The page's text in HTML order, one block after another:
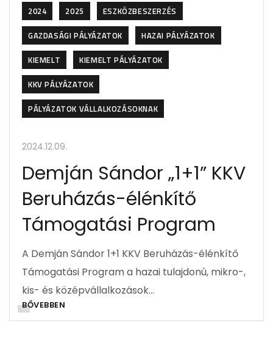
2024 2025
ESZKÖZBESZERZÉS
GAZDASÁGI PÁLYÁZATOK
HAZAI PÁLYÁZATOK
KIEMELT
KIEMELT PÁLYÁZATOK
KKV PÁLYÁZATOK
PÁLYÁZATOK VÁLLALKOZÁSOKNAK
2024.12.09.
Demján Sándor „1+1” KKV
Beruházás-élénkítő
Támogatási Program
A Demján Sándor 1+1 KKV Beruházás-élénkítő
Támogatási Program a hazai tulajdonú, mikro-,
kis- és középvállalkozások…
BŐVEBBEN